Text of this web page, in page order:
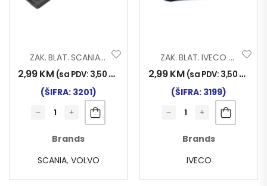
ZAK. BLAT. SCANIA-VOLVO DUGA 015
2,99KM (sa PDV: 3,50 KM
(ŠIFRA: 3201)
Brands
SCANIA, VOLVO
ZAK. BLAT. IVECO STRALIS 011
2,99KM (sa PDV: 3,50 KM
(ŠIFRA: 3199)
Brands
IVECO